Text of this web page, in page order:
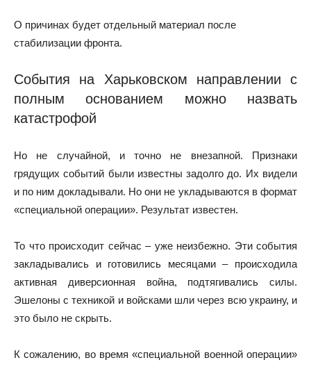
О причинах будет отдельный материал после
стабилизации фронта.
События на Харьковском направлении с
полным основанием можно назвать
катастрофой
Но не случайной, и точно не внезапной. Признаки
грядущих событий были известны задолго до. Их видели
и по ним докладывали. Но они не укладываются в формат
«специальной операции». Результат известен.
То что происходит сейчас – уже неизбежно. Эти события
закладывались и готовились месяцами – происходила
активная диверсионная война, подтягивались силы.
Эшелоны с техникой и войсками шли через всю украину, и
это было не скрыть.
К сожалению, во время «специальной военной операции»